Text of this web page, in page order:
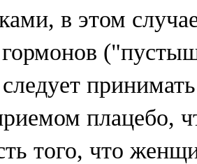
в этом
гормонов
плацебо,
того, что